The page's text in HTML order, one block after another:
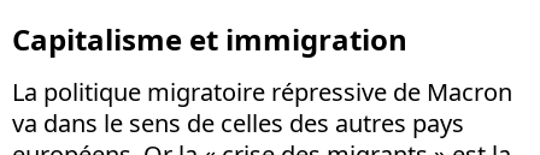
Capitalisme et immigration
La politique migratoire répressive de Macron
va dans le sens de celles des autres pays